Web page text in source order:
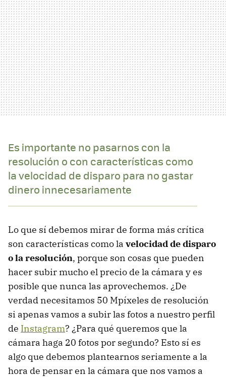
Es importante no pasarnos con la
resolución o con características como
la velocidad de disparo para no gastar
dinero innecesariamente
Lo que sí debemos mirar de forma más crítica
son características como la velocidad de disparo
o la resolución, porque son cosas que pueden
hacer subir mucho el precio de la cámara y es
posible que nunca las aprovechemos. ¿De
verdad necesitamos 50 Mpíxeles de resolución
si apenas vamos a subir las fotos a nuestro perfil
de Instagram? ¿Para qué queremos que la
cámara haga 20 fotos por segundo? Esto sí es
algo que debemos plantearnos seriamente a la
hora de pensar en la cámara que nos vamos a